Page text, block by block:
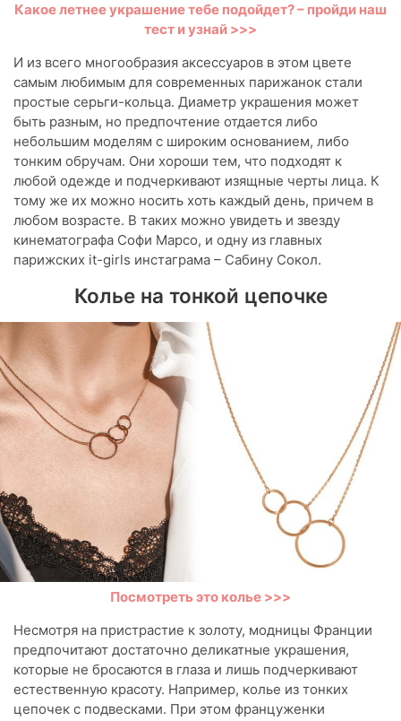
Какое летнее украшение тебе подойдет? – пройди наш
тест и узнай >>>
И из всего многообразия аксессуаров в этом цвете
самым любимым для современных парижанок стали
простые серьги-кольца. Диаметр украшения может
быть разным, но предпочтение отдается либо
небольшим моделям с широким основанием, либо
тонким обручам. Они хороши тем, что подходят к
любой одежде и подчеркивают изящные черты лица. К
тому же их можно носить хоть каждый день, причем в
любом возрасте. В таких можно увидеть и звезду
кинематографа Софи Марсо, и одну из главных
парижских it-girls инстаграма – Сабину Сокол.
Колье на тонкой цепочке
Посмотреть это колье >>>
Несмотря на пристрастие к золоту, модницы Франции
предпочитают достаточно деликатные украшения,
которые не бросаются в глаза и лишь подчеркивают
естественную красоту. Например, колье из тонких
цепочек с подвесками. При этом француженки